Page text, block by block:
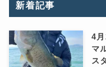
新着記事
4
マ
ス